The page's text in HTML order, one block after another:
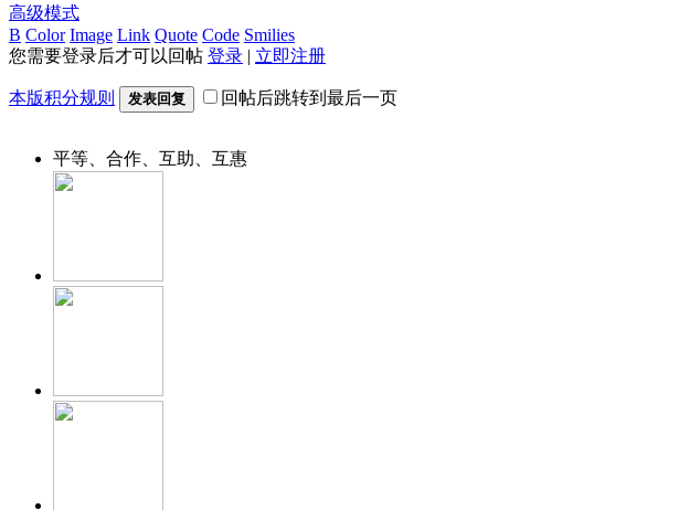
高级模式
B Color Image Link Quote Code Smilies
您需要登录后才可以回帖 登录 | 立即注册
本版积分规则 发表回复 回帖后跳转到最后一页
平等、合作、互助、互惠